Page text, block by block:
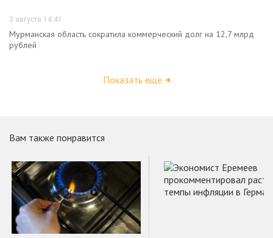
3 августа 14:41
Мурманская область сократила коммерческий долг на 12,7 млрд
рублей
Показать ещё
Вам также понравится